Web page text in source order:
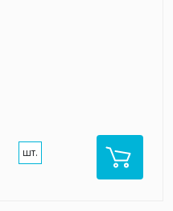
шт.